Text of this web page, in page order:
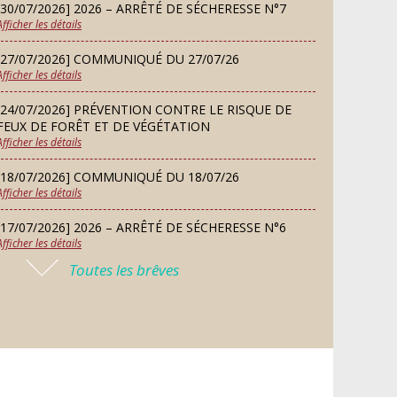
SEP
d’essai gratuit
MARDI
08
SEP
Chorale À travers chants
SAMEDI
12
SEP
Défi de pêche aux leurres
(concept lure house)
13 Repas de fouées
14
Conseil municipal du 14
07/2026] 2026 – ARRÊTÉ DE SÉCHERESSE N°7
les détails
07/2026] COMMUNIQUÉ DU 27/07/26
les détails
07/2026] PRÉVENTION CONTRE LE RISQUE DE
DE FORÊT ET DE VÉGÉTATION
les détails
07/2026] COMMUNIQUÉ DU 18/07/26
les détails
07/2026] 2026 – ARRÊTÉ DE SÉCHERESSE N°6
les détails
[16/07/2026] COMMUNIQUÉ DU 16/07/26
Toutes les brêves